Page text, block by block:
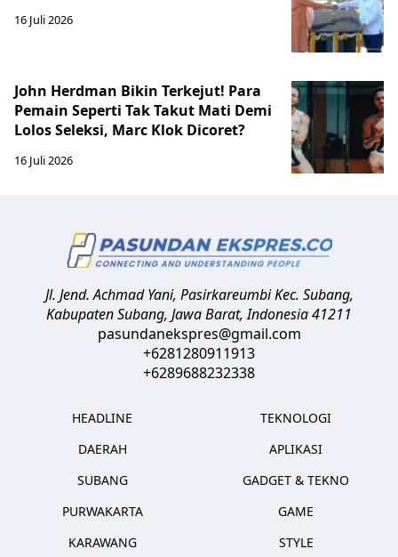
16 Juli 2026
John Herdman Bikin Terkejut! Para
Pemain Seperti Tak Takut Mati Demi
Lolos Seleksi, Marc Klok Dicoret?
16 Juli 2026
Jl. Jend. Achmad Yani, Pasirkareumbi Kec. Subang,
Kabupaten Subang, Jawa Barat,Indonesia41211
pasundanekspres@gmail.com
+6281280911913
+6289688232338
HEADLINE
DAERAH
SUBANG
PURWAKARTA
KARAWANG
TEKNOLOGI
APLIKASI
GADGET & TEKNO
GAME
STYLE